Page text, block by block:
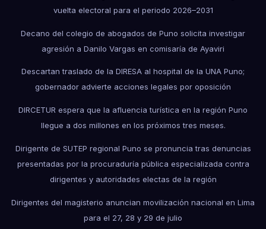
vuelta electoral para el periodo 2026–2031
Decano del colegio de abogados de Puno solicita investigar
agresión a Danilo Vargas en comisaría de Ayaviri
Descartan traslado de la DIRESA al hospital de la UNA Puno;
gobernador advierte acciones legales por oposición
DIRCETUR espera que la afluencia turística en la región Puno
llegue a dos millones en los próximos tres meses.
Dirigente de SUTEP regional Puno se pronuncia tras denuncias
presentadas por la procuraduría pública especializada contra
dirigentes y autoridades electas de la región
Dirigentes del magisterio anuncian movilización nacional en Lima
para el 27, 28 y 29 de julio